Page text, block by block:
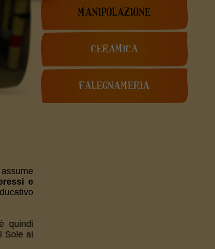
e
quindi
Sole ai
MANIPOLAZIONE
CERAMICA
FALEGNAMERIA